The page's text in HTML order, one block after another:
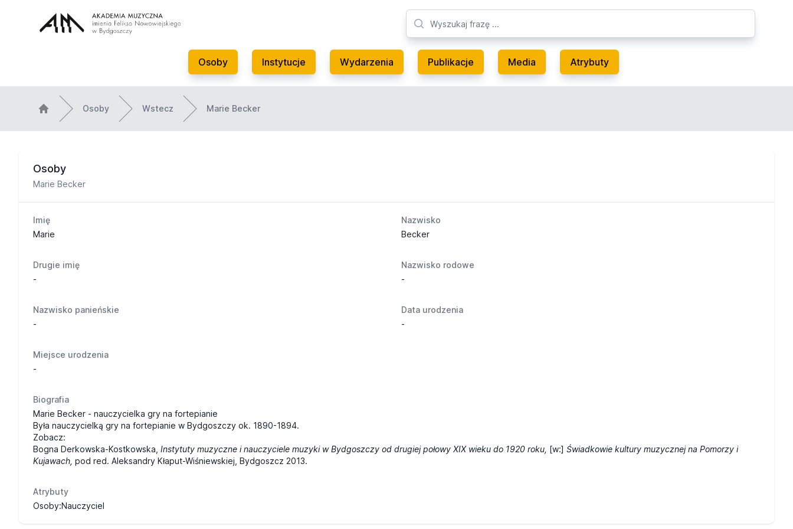
Osoby Instytucje Wydarzenia Publikacje Media Atrybuty
Osoby Wstecz Marie Becker
Osoby
Marie Becker
Imię
Marie
Nazwisko
Becker
Drugie imię
-
Nazwisko rodowe
-
Nazwisko panieńskie
-
Data urodzenia
-
Miejsce urodzenia
-
Biografia
Marie Becker - nauczycielka gry na fortepianie
Była nauczycielką gry na fortepianie w Bydgoszczy ok. 1890-1894.
Zobacz:
Bogna Derkowska-Kostkowska, Instytuty muzyczne i nauczyciele muzyki w Bydgoszczy od drugiej połowy XIX wieku do 1920 roku, [w:] Świadkowie kultury muzycznej na Pomorzy i
Kujawach, pod red. Aleksandry Kłaput-Wiśniewskiej, Bydgoszcz 2013.
Atrybuty
Osoby:Nauczyciel